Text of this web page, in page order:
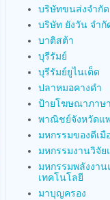
บริษัทขนส่งจำกัด
บริษัท ยังวัน จำกั
บาติสต้า
บุรีรัมย์
บุรีรัมย์ยูไนเต็ด
ปลาหมอคางดำ
ป้ายโฆษณาภาษ
พาณิชย์จังหวัดแ
มหกรรมของดีเมื
มหกรรมงานวิจัย
มหกรรมพลังงาน
เทคโนโลยี
มาบุญครอง